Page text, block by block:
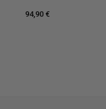
94,90 €